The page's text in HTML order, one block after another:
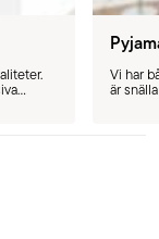
Vi har
är